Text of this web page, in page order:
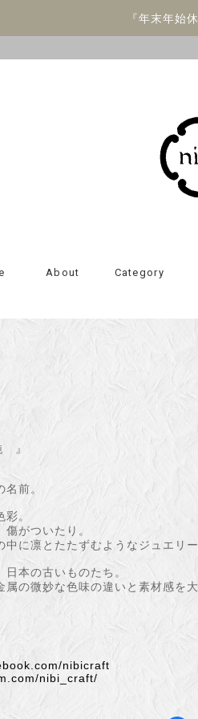
『年末年始
About Category
前。
。
がついたり。
に凛とたたずむようなジュエリー
本の古いものたち。
の微妙な色味の違いと素材感を
nibicraft
nibi_craft/